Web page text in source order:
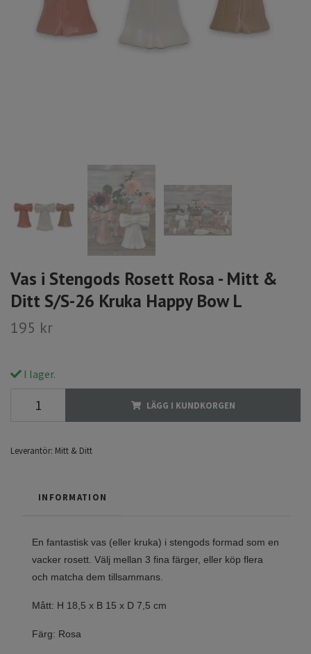
Vas i Stengods Rosett Rosa - Mitt &
Ditt S/S-26 Kruka Happy Bow L
195 kr
I lager.
LÄGG I KUNDKORGEN
Leverantör: Mitt & Ditt
INFORMATION
En fantastisk vas (eller kruka) i stengods formad som en
vacker rosett. Välj mellan 3 fina färger, eller köp flera
och matcha dem tillsammans.
Mått: H 18,5 x B 15 x D 7,5 cm
Färg: Rosa